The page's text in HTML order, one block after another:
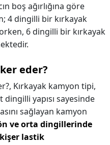
boş ağırlığına göre
4 dingilli bir kırkayak
6 dingilli bir kırkayak
eder?
Kırkayak kamyon tipi,
yapısı sayesinde
sağlayan kamyon
ve orta dingillerinde
lastik